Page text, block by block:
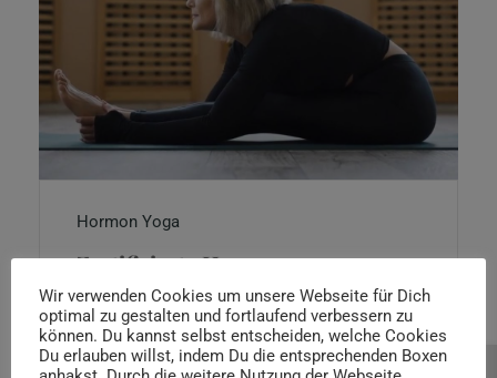
Hormon Yoga
Zertifizierte Hormon
Yogalehrer*in / Hormon
Yogatherapeut*in Ausbildung
Wir verwenden Cookies um unsere Webseite für Dich
optimal zu gestalten und fortlaufend verbessern zu
können. Du kannst selbst entscheiden, welche Cookies
Du erlauben willst, indem Du die entsprechenden Boxen